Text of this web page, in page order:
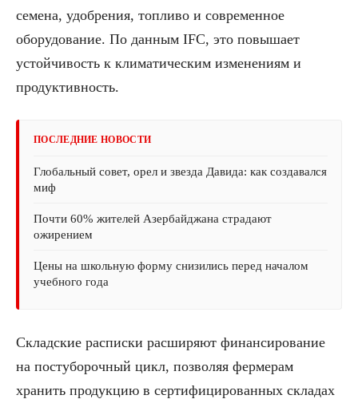
семена, удобрения, топливо и современное
оборудование. По данным IFC, это повышает
устойчивость к климатическим изменениям и
продуктивность.
ПОСЛЕДНИЕ НОВОСТИ
Глобальный совет, орел и звезда Давида: как создавался
миф
Почти 60% жителей Азербайджана страдают
ожирением
Цены на школьную форму снизились перед началом
учебного года
Складские расписки расширяют финансирование
на постуборочный цикл, позволяя фермерам
хранить продукцию в сертифицированных складах